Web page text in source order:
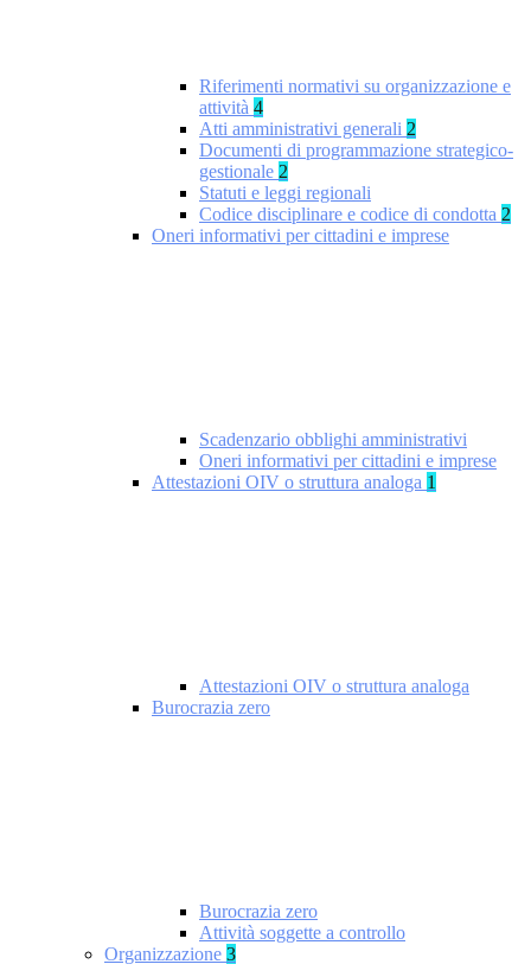
Riferimenti normativi su organizzazione e
attività 4
Atti amministrativi generali 2
Documenti di programmazione strategico-
gestionale 2
Statuti e leggi regionali
Codice disciplinare e codice di condotta 2
Oneri informativi per cittadini e imprese
Scadenzario obblighi amministrativi
Oneri informativi per cittadini e imprese
Attestazioni OIV o struttura analoga 1
Attestazioni OIV o struttura analoga
Burocrazia zero
Burocrazia zero
Attività soggette a controllo
Organizzazione 3